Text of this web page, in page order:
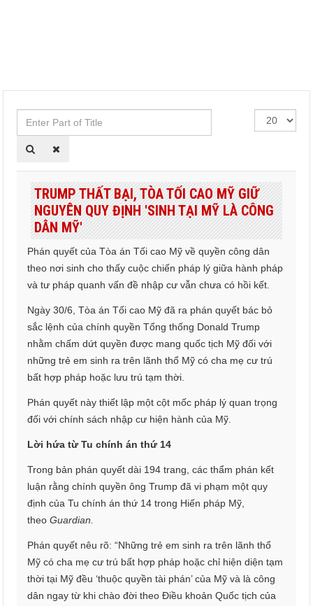
Enter
Part
of
Hiển
thị
TRUMP THẤT BẠI, TÒA TỐI CAO MỸ GIỮ
NGUYÊN QUY ĐỊNH 'SINH TẠI MỸ LÀ CÔNG
DÂN MỸ'
Phán quyết của Tòa án Tối cao Mỹ về quyền công dân
theo nơi sinh cho thấy cuộc chiến pháp lý giữa hành pháp
và tư pháp quanh vấn đề nhập cư vẫn chưa có hồi kết.
Ngày 30/6, Tòa án Tối cao Mỹ đã ra phán quyết bác bỏ
sắc lệnh của chính quyền Tổng thống Donald Trump
nhằm chấm dứt quyền được mang quốc tịch Mỹ đối với
những trẻ em sinh ra trên lãnh thổ Mỹ có cha mẹ cư trú
bất hợp pháp hoặc lưu trú tạm thời.
Phán quyết này thiết lập một cột mốc pháp lý quan trọng
đối với chính sách nhập cư hiện hành của Mỹ.
Lời hứa từ Tu chính án thứ 14
Trong bản phán quyết dài 194 trang, các thẩm phán kết
luận rằng chính quyền ông Trump đã vi phạm một quy
định của Tu chính án thứ 14 trong Hiến pháp Mỹ,
theoGuardian.
Phán quyết nêu rõ: “Những trẻ em sinh ra trên lãnh thổ
Mỹ có cha mẹ cư trú bất hợp pháp hoặc chỉ hiện diện tạm
thời tại Mỹ đều ‘thuộc quyền tài phán’ của Mỹ và là công
dân ngay từ khi chào đời theo Điều khoản Quốc tịch của